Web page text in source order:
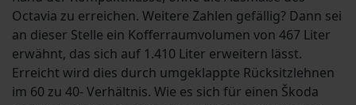
Octavia zu erreichen. Weitere Zahlen gefällig? Dann sei
an dieser Stelle ein Kofferraumvolumen von 467 Liter
erwähnt, das sich auf 1.410 Liter erweitern lässt.
Erreicht wird dies durch umgeklappte Rücksitzlehnen
im 60 zu 40- Verhältnis. Wie es sich für einen Škoda